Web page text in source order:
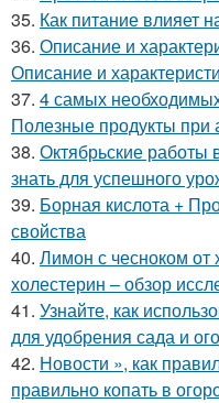
35. Как питание влияет
36. Описание и
Описание и
37. 4 самых
Полезные продукты при
38. Октябрьские работы
знать для успешного
39. Борная кислота +
свойства
40. Лимон с чесноком от
холестерин – обзор
41. Узнайте, как
для удобрения сада и
42. Новости », как
правильно копать в